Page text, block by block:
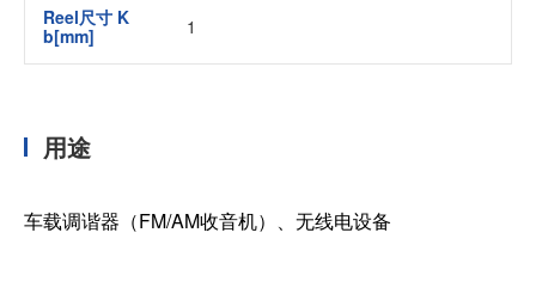
Reel尺寸 K
b[mm]
1
用途
车载调谐器（FM/AM收音机）、无线电设备